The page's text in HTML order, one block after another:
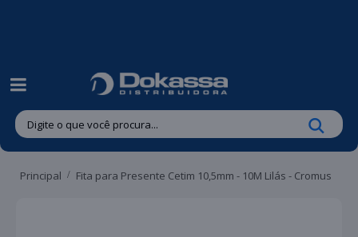
Principal Fita para Presente Cetim 10,5mm - 10M Lilás - Cromus